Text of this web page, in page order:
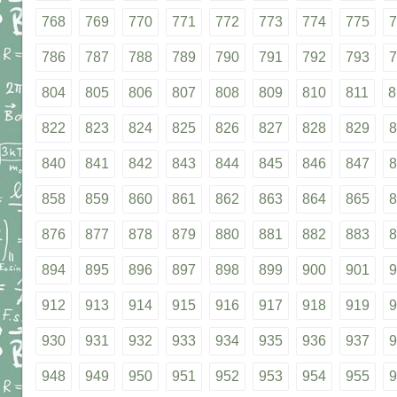
768 769 770 771 772 773 774 775
786 787 788 789 790 791 792 793
804 805 806 807 808 809 810 811
822 823 824 825 826 827 828 829
840 841 842 843 844 845 846 847
858 859 860 861 862 863 864 865
876 877 878 879 880 881 882 883
894 895 896 897 898 899 900 901
912 913 914 915 916 917 918 919
930 931 932 933 934 935 936 937
948 949 950 951 952 953 954 955